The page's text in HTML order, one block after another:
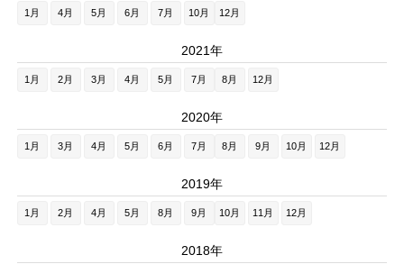
1月 4月 5月 6月 7月 10月 12月
2021年
1月 2月 3月 4月 5月 7月 8月 12月
2020年
1月 3月 4月 5月 6月 7月 8月 9月 10月 12月
2019年
1月 2月 4月 5月 8月 9月 10月 11月 12月
2018年